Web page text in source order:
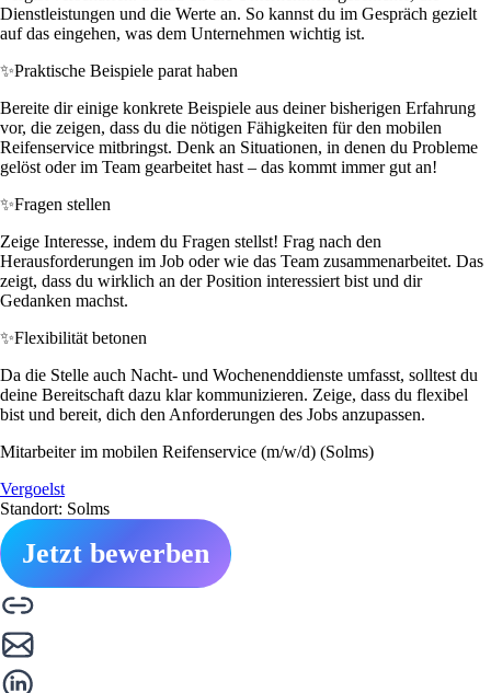
Dienstleistungen und die Werte an. So kannst du im Gespräch gezielt
auf das eingehen, was dem Unternehmen wichtig ist.
✨Praktische Beispiele parat haben
Bereite dir einige konkrete Beispiele aus deiner bisherigen Erfahrung
vor, die zeigen, dass du die nötigen Fähigkeiten für den mobilen
Reifenservice mitbringst. Denk an Situationen, in denen du Probleme
gelöst oder im Team gearbeitet hast – das kommt immer gut an!
✨Fragen stellen
Zeige Interesse, indem du Fragen stellst! Frag nach den
Herausforderungen im Job oder wie das Team zusammenarbeitet. Das
zeigt, dass du wirklich an der Position interessiert bist und dir
Gedanken machst.
✨Flexibilität betonen
Da die Stelle auch Nacht- und Wochenenddienste umfasst, solltest du
deine Bereitschaft dazu klar kommunizieren. Zeige, dass du flexibel
bist und bereit, dich den Anforderungen des Jobs anzupassen.
Mitarbeiter im mobilen Reifenservice (m/w/d) (Solms)
Vergoelst
Standort: Solms
Jetzt bewerben